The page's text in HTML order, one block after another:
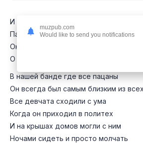
И мотор ревет эй ё эй ё
Пацан летит увидеть её её
Он на мели но намутил на кино
О них базарит весь район весь район
В нашей банде где все пацаны
Он всегда был самым близким из всех
Все девчата сходили с ума
Когда он приходил в политех
И на крышах домов могли с ним
Ночами сидеть и просто молчать
muzpub.com
Would like to send you notifications